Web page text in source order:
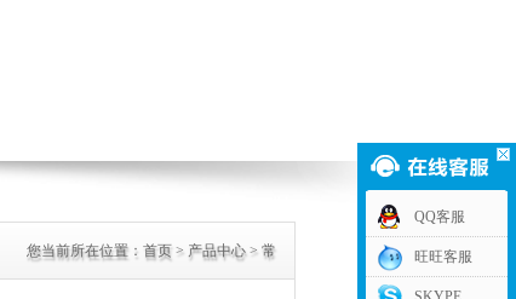
您当前所在位置： 首页 > 产品中心> 常
QQ客服
旺旺客服